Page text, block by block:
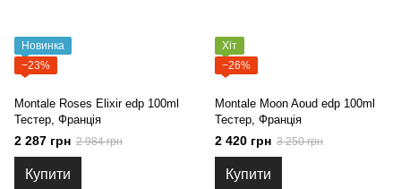
Новинка
−23%
Montale Roses Elixir edp 100ml
Тестер, Франція
2 287 грн 2 984 грн
Купити
Хіт
−26%
Montale Moon Aoud edp 100ml
Тестер, Франція
2 420 грн 3 250 грн
Купити